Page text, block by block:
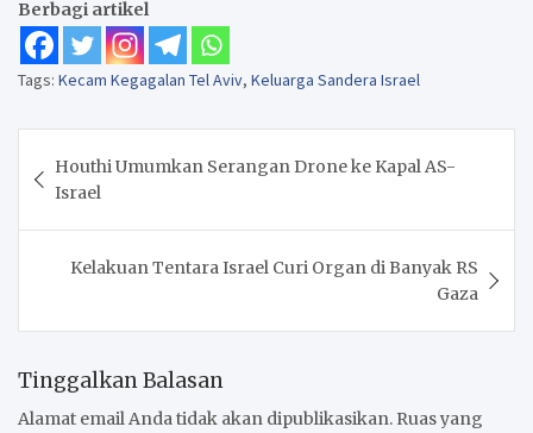
Berbagi artikel
Tags: Kecam Kegagalan Tel Aviv, Keluarga Sandera Israel
posHouthi Umumkan Serangan Drone ke Kapal AS-
Israel
Kelakuan Tentara Israel Curi Organ di Banyak RS
Gaza
Tinggalkan Balasan
Alamat email Anda tidak akan dipublikasikan. Ruas yang